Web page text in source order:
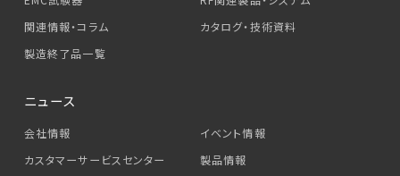
関連情報・コラム
カタログ・技術資料
製造終了品一覧
ニュース
会社情報
イベント情報
カスタマーサービス センター 製品情報